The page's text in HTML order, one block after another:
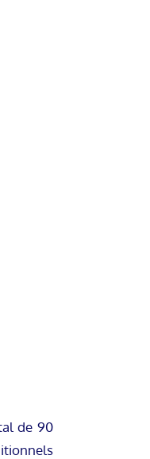
de 90